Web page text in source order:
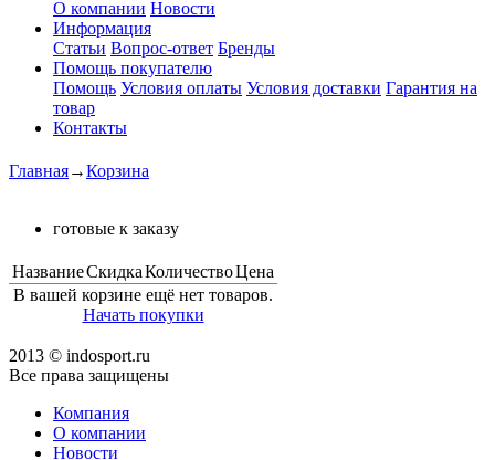
О компании Новости
Информация
Статьи Вопрос-ответ Бренды
Помощь покупателю
Помощь Условия оплаты Условия доставки Гарантия на
товар
Контакты
Главная→Корзина
готовые к заказу
НазваниеСкидкаКоличествоЦена
В вашей корзине ещё нет товаров.
Начать покупки
2013 © indosport.ru
Все права защищены
Компания
О компании
Новости